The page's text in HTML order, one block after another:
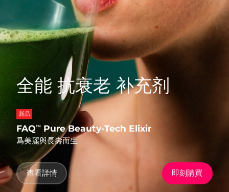
全能 抗衰老 补充剂
新品
FAQ™ Pure Beauty-Tech Elixir
爲美麗與長壽而生
查看詳情 即刻購買
PEACH™ 2 go
Travel-friendly IPL hair removal
PEACH™ Cooling Prep Gel
Cooling IPL hair removal gel
SUPERCHARGED™ serum
Firming body serum
ESPADA™ 2
Acne treatment device
ESPADA™ Blemish Solution
Concentrated acne gel
ESPADA™ 設備
All acne treatment devices
IRIS™ 2
Rejuvenating eye massager
眼部護膚
Advanced eye care treatment
眼部護理設備
All revitalizing eye massagers
毛孔護理
KIWI™ derma
Diamond microdermabrasion .
KIWI™
Blackhead remover
KIWI™ 皮肤护理
Advanced pore care essentials
護發
LUNA™ 4 hair
2-in-1 LED scalp massager
FLIP™ play advanced
LED light hairbrush
LUNA™ Dual-Peptide Scalp
Serum
For healthy hair
牙齒美白
issa™ Teeth Whitening Set
Dual LED + sonic device & 18% PAP gel
issa™ Teeth Whitening Gel
18% PAP
更多的
護膚品
中國香港特別行政區 預計送達日期 8/10/26
匈牙利 預計送達日期8/9/26
預計送達日期
印尼 預計送達日期
愛爾蘭
曼島
以色列 預計送達日期8/13/26
義大利 預計送達日期8/9/26